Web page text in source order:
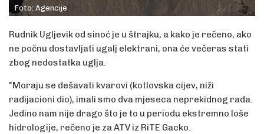
Foto: Agencije
Rudnik Ugljevik od sinoć je u štrajku, a kako je rečeno, ako
ne počnu dostavljati ugalj elektrani, ona će večeras stati
zbog nedostatka uglja.
"Moraju se dešavati kvarovi (kotlovska cijev, niži
radijacioni dio), imali smo dva mjeseca neprekidnog rada.
Jedino nam nije drago što je to u periodu ekstremno loše
hidrologije, rečeno je za ATV iz RiTE Gacko.